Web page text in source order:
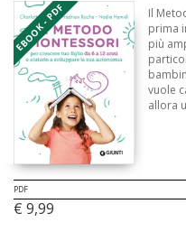
EBOOK - PDF
Il
prima
più
vuole
allora
PDF
€ 9,99